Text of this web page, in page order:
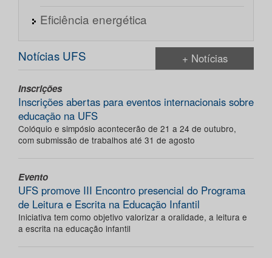
Eficiência energética
Notícias UFS + Notícias
Inscrições
Inscrições abertas para eventos internacionais sobre
educação na UFS
Colóquio e simpósio acontecerão de 21 a 24 de outubro,
com submissão de trabalhos até 31 de agosto
Evento
UFS promove III Encontro presencial do Programa
de Leitura e Escrita na Educação Infantil
Iniciativa tem como objetivo valorizar a oralidade, a leitura e
a escrita na educação infantil